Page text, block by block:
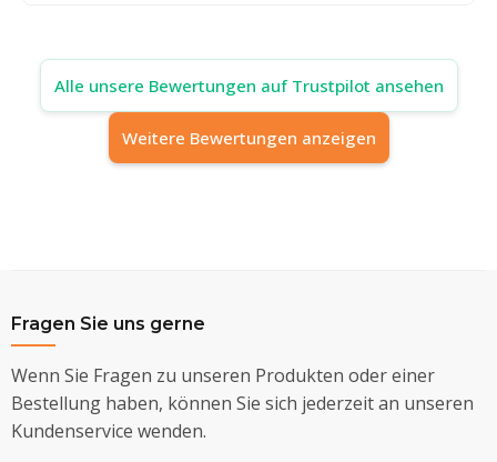
Alle unsere Bewertungen auf Trustpilot ansehen
Weitere Bewertungen anzeigen
Fragen Sie uns gerne
Wenn Sie Fragen zu unseren Produkten oder einer
Bestellung haben, können Sie sich jederzeit an unseren
Kundenservice wenden.